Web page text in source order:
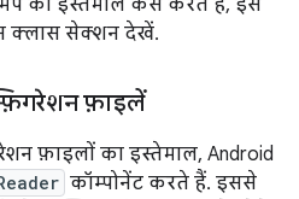
का इस्तेमाल कैसे करते हैं, इस
क्लास सेक्शन देखें.
फ़ाइलें
फ़ाइलों का इस्तेमाल, Android
कॉम्पोनेंट करते हैं. इससे